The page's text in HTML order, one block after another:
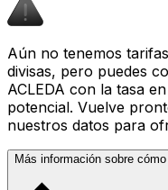
Aún no tenemos
divisas, pero puedes
ACLEDA con la tasa
potencial. Vuelve
nuestros datos para
Más información sobre